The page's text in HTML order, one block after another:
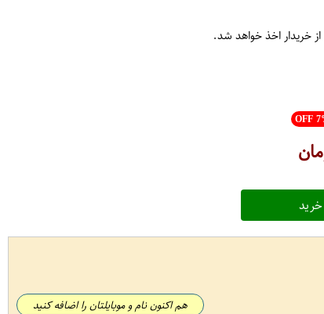
خریدار اخذ خواهد شد.
OFF
هم اکنون نام و موبایلتان را اضافه کنید